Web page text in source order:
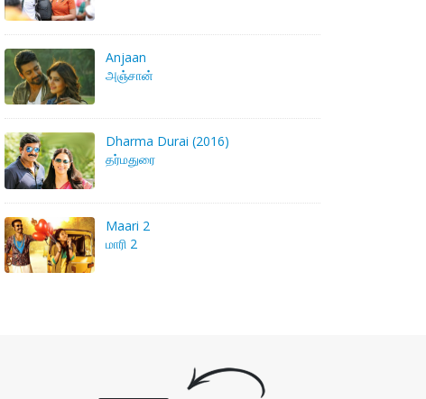
Anjaan
அஞ்சான்
Dharma Durai (2016)
தர்மதுரை
Maari 2
மாரி 2